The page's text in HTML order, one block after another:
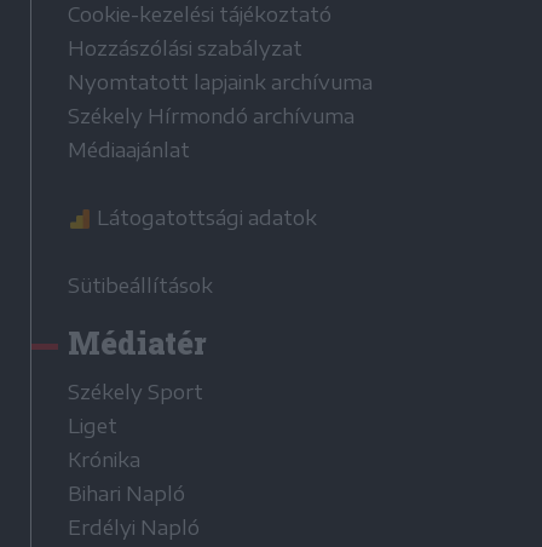
Cookie-kezelési tájékoztató
Hozzászólási szabályzat
Nyomtatott lapjaink archívuma
Székely Hírmondó archívuma
Médiaajánlat
Látogatottsági adatok
Sütibeállítások
Médiatér
Székely Sport
Liget
Krónika
Bihari Napló
Erdélyi Napló